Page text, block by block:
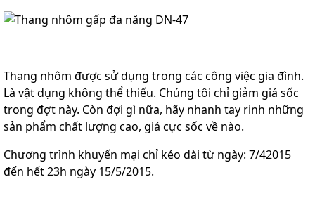
Thang nhôm được sử dụng trong các công việc gia đình.
Là vật dụng không thể thiếu. Chúng tôi chỉ giảm giá sốc
trong đợt này. Còn đợi gì nữa, hãy nhanh tay rinh những
sản phẩm chất lượng cao, giá cực sốc về nào.
Chương trình khuyến mại chỉ kéo dài từ ngày: 7/42015
đến hết 23h ngày 15/5/2015.